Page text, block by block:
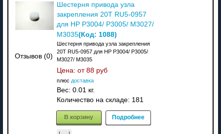
Отзывов (0)
Шестерня привода узла
закрепления 20T RU5-0957
для HP P3004/ P3005/ M3027/
M3035(Код: 1088)
Шестерня привода узла закрепления
20T RU5-0957 для HP P3004/ P3005/
M3027/ M3035
Цена: от 88 руб
плюс доставка
Вес: 0.01 кг.
Количество на складе: 181
В корзину Подробнее